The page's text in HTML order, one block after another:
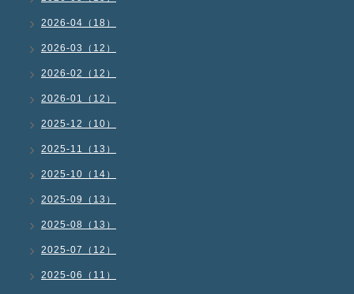
2026-04（18）
2026-03（12）
2026-02（12）
2026-01（12）
2025-12（10）
2025-11（13）
2025-10（14）
2025-09（13）
2025-08（13）
2025-07（12）
2025-06（11）